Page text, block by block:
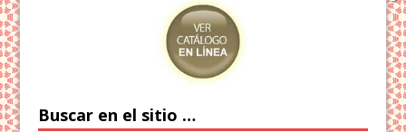
Buscar en el sitio …